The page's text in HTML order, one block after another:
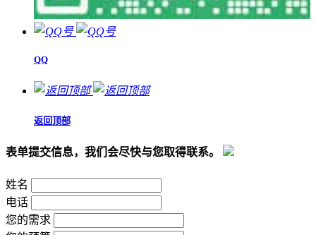
QQ
返回顶部
表单提交信息，我们会尽快与您取得联系。
姓名
电话
您的需求